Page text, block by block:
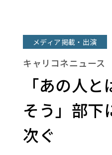
メディア掲載・出演
キャリコネニュース
「あの人
そう」部下
次ぐ